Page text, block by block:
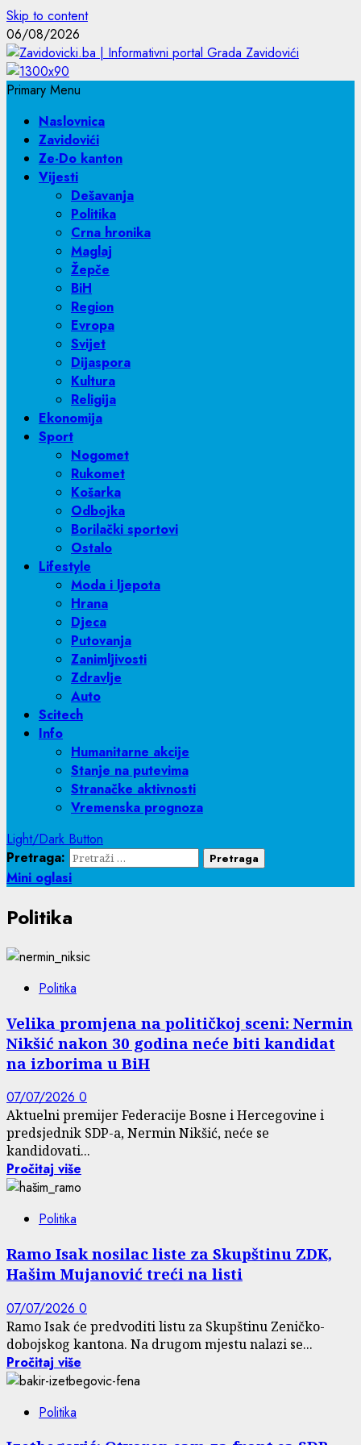
Skip to content
06/08/2026
Primary Menu
Naslovnica
Zavidovići
Ze-Do kanton
Vijesti
Dešavanja
Politika
Crna hronika
Maglaj
Žepče
BiH
Region
Evropa
Svijet
Dijaspora
Kultura
Religija
Ekonomija
Sport
Nogomet
Rukomet
Košarka
Odbojka
Borilački sportovi
Ostalo
Lifestyle
Moda i ljepota
Hrana
Djeca
Putovanja
Zanimljivosti
Zdravlje
Auto
Scitech
Info
Humanitarne akcije
Stanje na putevima
Stranačke aktivnosti
Vremenska prognoza
Light/Dark Button
Pretraga:
Mini oglasi
Politika
Politika
Velika promjena na političkoj sceni: Nermin
Nikšić nakon 30 godina neće biti kandidat
na izborima u BiH
07/07/2026 0
Aktuelni premijer Federacije Bosne i Hercegovine i
predsjednik SDP-a, Nermin Nikšić, neće se
kandidovati...
Pročitaj više
Politika
Ramo Isak nosilac liste za Skupštinu ZDK,
Hašim Mujanović treći na listi
07/07/2026 0
Ramo Isak će predvoditi listu za Skupštinu Zeničko-
dobojskog kantona. Na drugom mjestu nalazi se...
Pročitaj više
Politika